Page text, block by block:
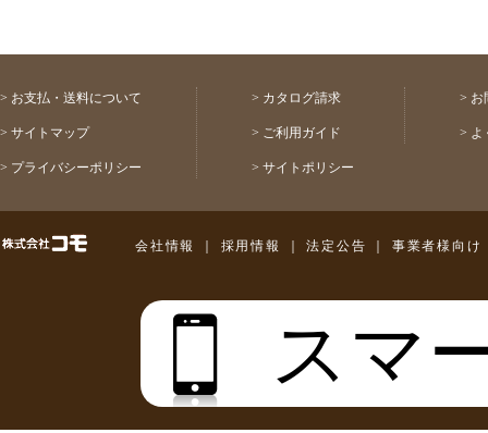
> お支払・送料について
> サイトマップ
> プライバシーポリシー
> カタログ請求
> ご利用ガイド
> サイトポリシー
> お
> よ
株式会社コモ
会社情報 採用情報 ｜法定公告 事業者様向け
スマ